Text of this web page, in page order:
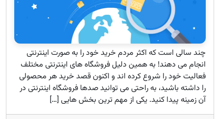
چند سالی است که اکثر مردم خرید خود را به صورت اینترنتی
انجام می دهند! به همین دلیل فروشگاه های اینترنتی مختلف
فعالیت خود را شروع کرده اند و اکنون قصد خرید هر محصولی
را داشته باشید، به راحتی می توانید صدها فروشگاه اینترنتی در
آن زمینه پیدا کنید. یکی از مهم ترین بخش هایی […]